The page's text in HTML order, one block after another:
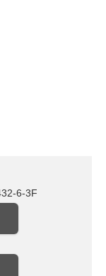
6-3F